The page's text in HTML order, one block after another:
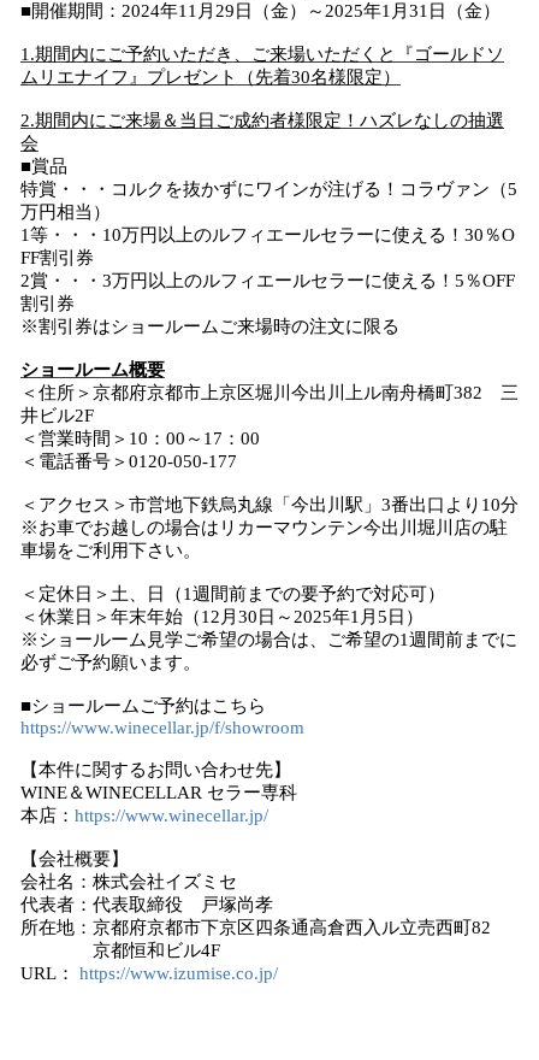
■開催期間：2024年11月29日（金）～2025年1月31日（金）
1.期間内にご予約いただき、ご来場いただくと『ゴールドソ
ムリエナイフ』プレゼント（先着30名様限定）
2.期間内にご来場＆当日ご成約者様限定！ハズレなしの抽選
会
■賞品
特賞・・・コルクを抜かずにワインが注げる！コラヴァン（5
万円相当）
1等・・・10万円以上のルフィエールセラーに使える！30％O
FF割引券
2賞・・・3万円以上のルフィエールセラーに使える！5％OFF
割引券
※割引券はショールームご来場時の注文に限る
ショールーム概要
＜住所＞京都府京都市上京区堀川今出川上ル南舟橋町382 三
井ビル2F
＜営業時間＞10：00～17：00
＜電話番号＞0120-050-177
＜アクセス＞市営地下鉄烏丸線「今出川駅」3番出口より10分
※お車でお越しの場合はリカーマウンテン今出川堀川店の駐
車場をご利用下さい。
＜定休日＞土、日（1週間前までの要予約で対応可）
＜休業日＞年末年始（12月30日～2025年1月5日）
※ショールーム見学ご希望の場合は、ご希望の1週間前までに
必ずご予約願います。
■ショールームご予約はこちら
https://www.winecellar.jp/f/showroom
【本件に関するお問い合わせ先】
WINE＆WINECELLAR セラー専科
本店： https://www.winecellar.jp/
【会社概要】
会社名：株式会社イズミセ
代表者：代表取締役 戸塚尚孝
所在地：京都府京都市下京区四条通高倉西入ル立売西町82
京都恒和ビル4F
URL： https://www.izumise.co.jp/